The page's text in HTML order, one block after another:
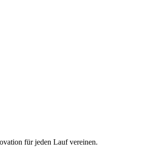
für jeden Lauf vereinen.